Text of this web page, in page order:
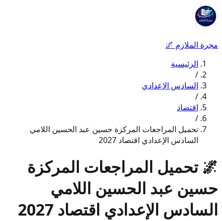
مجرة الملازم 🌌
الرئيسية
/
السادس الإعدادي
/
اقتصاد
/
تحميل المراجعات المركزة حسين عبد الحسين اللامي
السادس الإعدادي اقتصاد 2027
🌌 تحميل المراجعات المركزة
حسين عبد الحسين اللامي
السادس الإعدادي اقتصاد 2027